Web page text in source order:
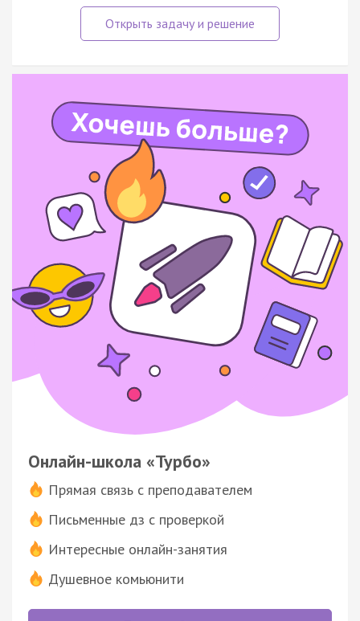
Онлайн-школа «Турбо»
Прямая связь с преподавателем
Письменные дз с проверкой
Интересные онлайн-занятия
Душевное комьюнити